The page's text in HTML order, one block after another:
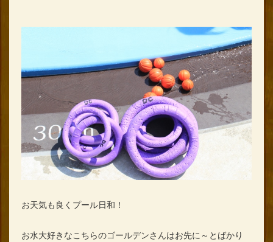
お天気も良くプール日和！
お水大好きなこちらのゴールデンさんはお先に～とばかり